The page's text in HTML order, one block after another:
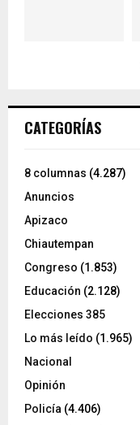
CATEGORÍAS
8 columnas (4.287)
Anuncios
Apizaco
Chiautempan
Congreso (1.853)
Educación (2.128)
Elecciones 385
Lo más leído (1.965)
Nacional
Opinión
Policía (4.406)